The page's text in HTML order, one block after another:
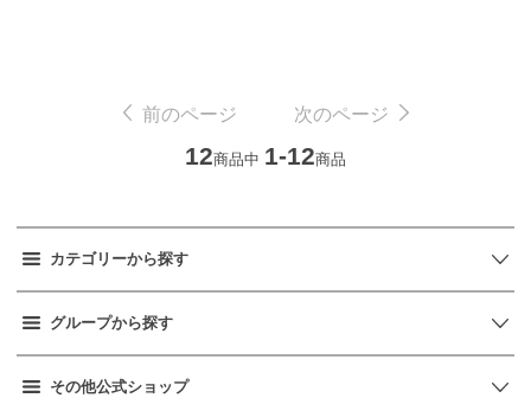
前のページ 次のページ
12商品中 1-12商品
カテゴリーから探す
グループから探す
その他公式ショップ